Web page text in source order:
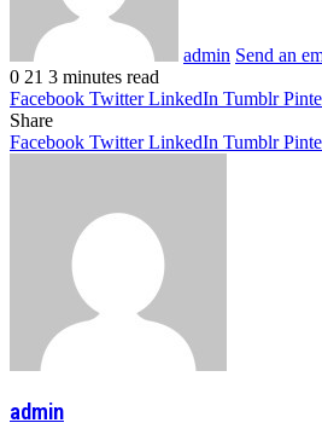
admin Send an
0 21 3 minutes read
Facebook Twitter LinkedIn Tumblr
Share
Facebook Twitter LinkedIn Tumblr
admin